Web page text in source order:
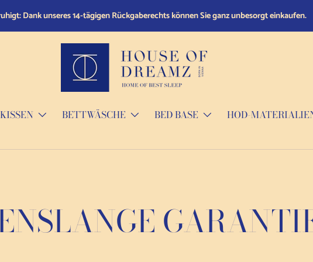
können Sie ganz unbesorgt einkaufen.
KISSEN BETTWÄSCHE BED BASE HOD-